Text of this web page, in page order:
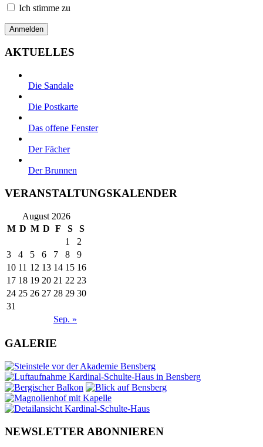
Ich stimme zu
AKTUELLES
Die Sandale
Die Postkarte
Das offene Fenster
Der Fächer
Der Brunnen
VERANSTALTUNGSKALENDER
August 2026
M D M D F S S
Sep. »
1
2
3
4 5 6 7 8
9
10 11 12 13 14 15 16
17 18 19 20 21 22 23
24 25 26 27 28 29 30
31
GALERIE
NEWSLETTER ABONNIEREN